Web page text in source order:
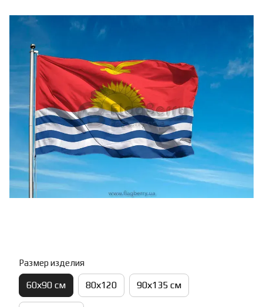
Размер изделия
60х90 см 80х120 90х135 см